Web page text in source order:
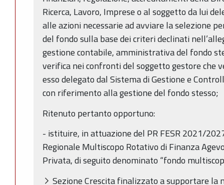
Ricerca, Lavoro, Imprese o al soggetto da lui
alle azioni necessarie ad avviare la selezione
del fondo sulla base dei criteri declinati
gestione contabile, amministrativa del fondo
verifica nei confronti del soggetto gestore che
esso delegato dal Sistema di Gestione e
con riferimento alla gestione del fondo stesso;
Ritenuto pertanto opportuno:
- istituire, in attuazione del PR FESR 2021/
Regionale Multiscopo Rotativo di Finanza
Privata, di seguito denominato “fondo
Sezione Crescita finalizzato a supportare la